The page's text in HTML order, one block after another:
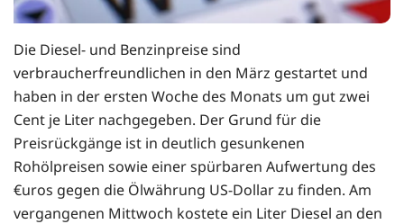
Die Diesel- und Benzinpreise sind
verbraucherfreundlichen in den März gestartet und
haben in der ersten Woche des Monats um gut zwei
Cent je Liter nachgegeben. Der Grund für die
Preisrückgänge ist in deutlich gesunkenen
Rohölpreisen sowie einer spürbaren Aufwertung des
€uros gegen die Ölwährung US-Dollar zu finden. Am
vergangenen Mittwoch kostete ein Liter Diesel an den